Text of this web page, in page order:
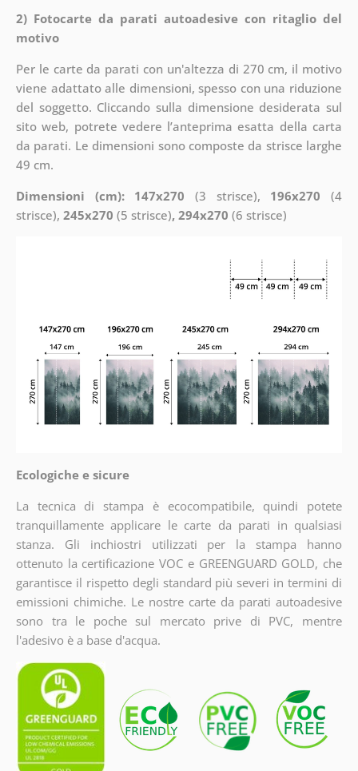
2) Fotocarte da parati autoadesive con ritaglio del
motivo
Per le carte da parati con un'altezza di 270 cm, il motivo
viene adattato alle dimensioni, spesso con una riduzione
del soggetto. Cliccando sulla dimensione desiderata sul
sito web, potrete vedere l’anteprima esatta della carta
da parati. Le dimensioni sono composte da strisce larghe
49 cm.
Dimensioni (cm): 147x270 (3 strisce), 196x270 (4
strisce), 245x270 (5 strisce), 294x270 (6 strisce)
Ecologiche e sicure
La tecnica di stampa è ecocompatibile, quindi potete
tranquillamente applicare le carte da parati in qualsiasi
stanza. Gli inchiostri utilizzati per la stampa hanno
ottenuto la certificazione VOC e GREENGUARD GOLD, che
garantisce il rispetto degli standard più severi in termini di
emissioni chimiche. Le nostre carte da parati autoadesive
sono tra le poche sul mercato prive di PVC, mentre
l'adesivo è a base d'acqua.